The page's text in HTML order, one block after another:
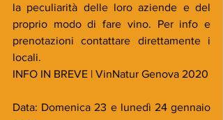
la peculiarità delle loro aziende e del
proprio modo di fare vino. Per info e
prenotazioni contattare direttamente i
locali.
INFO IN BREVE | VinNatur Genova 2020
Data: Domenica 23 e lunedì 24 gennaio